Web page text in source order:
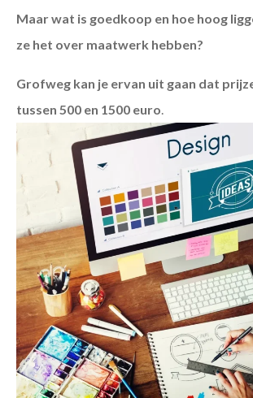
Maar wat is goedkoop en hoe hoog
ze het over maatwerk hebben?
Grofweg kan je ervan uit gaan dat
tussen 500 en 1500 euro.